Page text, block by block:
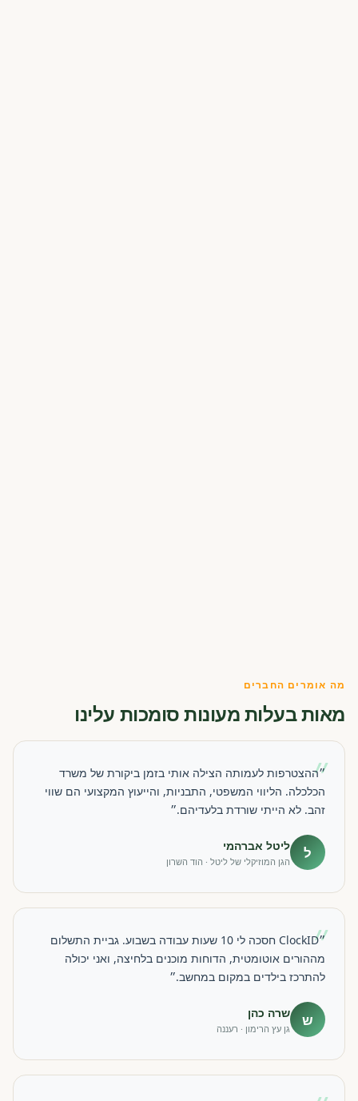
מה אומרים החברים
מאות בעלות מעונות סומכות עלינו
״
״ההצטרפות לעמותה הצילה אותי בזמן ביקורת של משרד
הכלכלה. הליווי המשפטי, התבניות, והייעוץ המקצועי הם שווי
זהב. לא הייתי שורדת בלעדיהם.״
ל ליטל אברהמי
הגן המוזיקלי של ליטל · הוד השרון
״
״ClockID חסכה לי 10 שעות עבודה בשבוע. גביית התשלום
מההורים אוטומטית, הדוחות מוכנים בלחיצה, ואני יכולה
להתרכז בילדים במקום במחשב.״
ש שרה כהן
גן עץ הרימון · רעננה